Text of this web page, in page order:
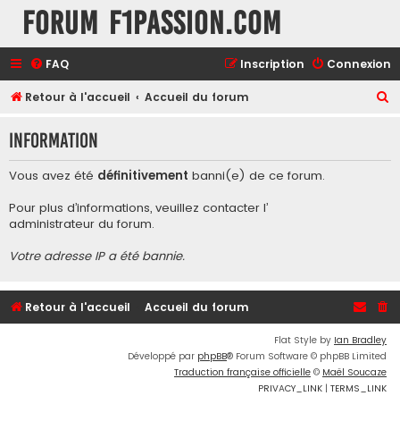
Forum F1Passion.com
FAQ Connexion
Inscription
Retour à l'accueil Accueil du forum
h
Information
Vous avez été définitivement banni(e) de ce forum.
Pour plus d’informations, veuillez contacter l’
administrateur du forum.
Votre adresse IP a été bannie.
Retour à l'accueil Accueil du forum
Flat Style by Ian Bradley
Développé par phpBB® Forum Software © phpBB Limited
Traduction française officielle © Maël Soucaze
PRIVACY_LINK | TERMS_LINK